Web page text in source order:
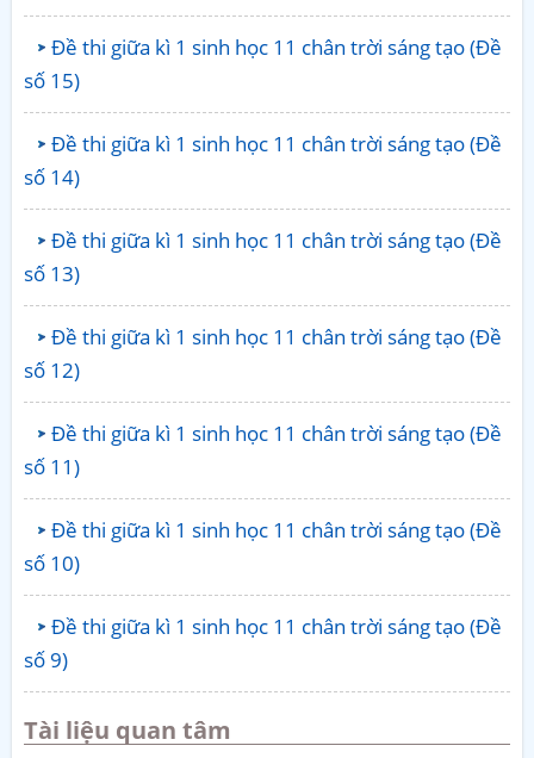
Đề thi giữa kì 1 sinh học 11 chân trời sáng tạo (Đề
số 15)
Đề thi giữa kì 1 sinh học 11 chân trời sáng tạo (Đề
số 14)
Đề thi giữa kì 1 sinh học 11 chân trời sáng tạo (Đề
số 13)
Đề thi giữa kì 1 sinh học 11 chân trời sáng tạo (Đề
số 12)
Đề thi giữa kì 1 sinh học 11 chân trời sáng tạo (Đề
số 11)
Đề thi giữa kì 1 sinh học 11 chân trời sáng tạo (Đề
số 10)
Đề thi giữa kì 1 sinh học 11 chân trời sáng tạo (Đề
số 9)
Tài liệu quan tâm